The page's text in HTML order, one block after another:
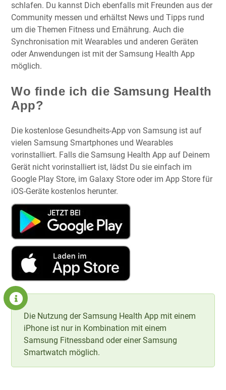
schlafen. Du kannst Dich ebenfalls mit Freunden aus der
Community messen und erhältst News und Tipps rund
um die Themen Fitness und Ernährung. Auch die
Synchronisation mit Wearables und anderen Geräten
oder Anwendungen ist mit der Samsung Health App
möglich.
Wo finde ich die Samsung Health
App?
Die kostenlose Gesundheits-App von Samsung ist auf
vielen Samsung Smartphones und Wearables
vorinstalliert. Falls die Samsung Health App auf Deinem
Gerät nicht vorinstalliert ist, lädst Du sie einfach im
Google Play Store, im Galaxy Store oder im App Store für
iOS-Geräte kostenlos herunter.
Die Nutzung der Samsung Health App mit einem
iPhone ist nur in Kombination mit einem
Samsung Fitnessband oder einer Samsung
Smartwatch möglich.